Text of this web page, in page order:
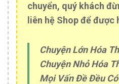
chuyển, quý khách
liên hệ Shop để được
Chuyện Lớn Hóa
Chuyện Nhỏ Hóa
Mọi Vấn Đề Đều